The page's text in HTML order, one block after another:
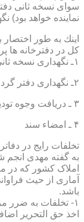
سوای نسخه ثانی
نماینده خواهد بود)
اینك به طور
كل در دفترخانه ها
۱ـ نگهداری نسخه ثانی دفتر ثبت اسناد رسمی
۲ـ نگهداری دفتر گردش تمبر
۳ ـ دریافت وجوه تودیعی مراجعان
۴ ـ امضاء سند
تخلفات رایج در
به گفته مهدی انجم
آماری از حیث
باشد.
۱- تخلفات به ضرر
اخذ حق التحریر